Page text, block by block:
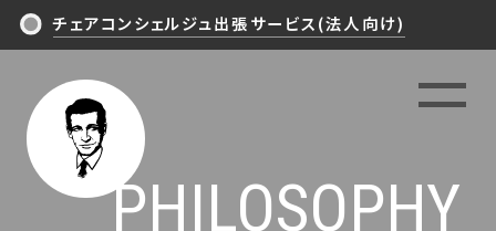
TOP
NEWS/ARTICLES
チェアコンシェルジュ出張サービス(法人向け)
PHILOSOPHY